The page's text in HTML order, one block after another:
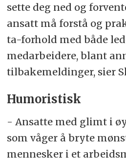
sette deg ned og
ansatt må forstå og
ta-forhold med både
medarbeidere, blant
tilbakemeldinger, sier
Humoristisk
- Ansatte med glimt i
som våger å bryte
mennesker i et